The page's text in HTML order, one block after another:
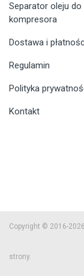
Separator oleju do
kompresora
Dostawa i
Regulamin
Polityka
Kontakt
Copyright © 2016-
strony.